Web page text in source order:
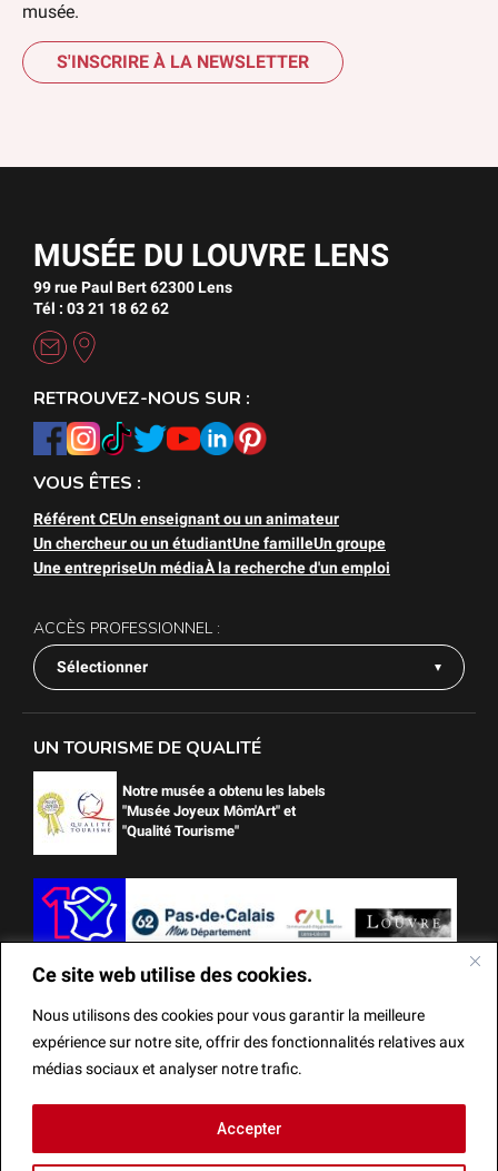
Ce site web utilise des cookies.
Nous utilisons des cookies pour vous garantir la meilleure
expérience sur notre site, offrir des fonctionnalités relatives aux
médias sociaux et analyser notre trafic.
Accepter
musée.
S'INSCRIRE À LA NEWSLETTER
MUSÉE DU LOUVRE LENS
99 rue Paul Bert 62300 Lens
Tél : 03 21 18 62 62
RETROUVEZ-NOUS SUR :
VOUS ÊTES :
Référent CEUn enseignant ou un animateur
Un chercheur ou un étudiantUne familleUn groupe
Une entrepriseUn médiaÀ la recherche d'un emploi
ACCÈS PROFESSIONNEL :
Sélectionner
UN TOURISME DE QUALITÉ
Notre musée a obtenu les labels
"Musée Joyeux Môm'Art" et
"Qualité Tourisme"
Mentions LégalesActes administratifs
Ce site web utilise des cookies.